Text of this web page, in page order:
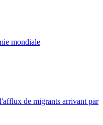
mondiale
de migrants arrivant par